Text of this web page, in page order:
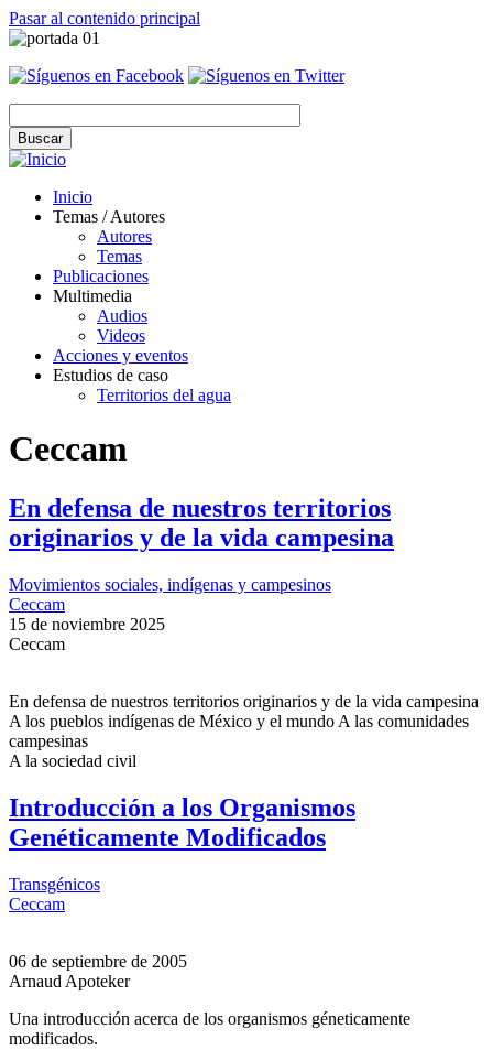
Pasar al contenido principal
Inicio
Temas / Autores
Autores
Temas
Publicaciones
Multimedia
Audios
Videos
Acciones y eventos
Estudios de caso
Territorios del agua
Ceccam
En defensa de nuestros territorios
originarios y de la vida campesina
Movimientos sociales, indígenas y campesinos
Ceccam
15 de noviembre 2025
Ceccam
En defensa de nuestros territorios originarios y de la vida campesina
A los pueblos indígenas de México y el mundo A las comunidades
campesinas
A la sociedad civil
Introducción a los Organismos
Genéticamente Modificados
Transgénicos
Ceccam
06 de septiembre de 2005
Arnaud Apoteker
Una introducción acerca de los organismos géneticamente
modificados.